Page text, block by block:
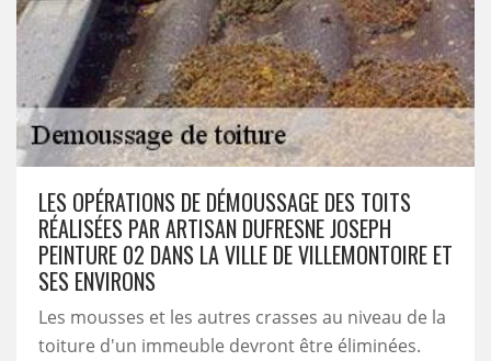
LES OPÉRATIONS DE DÉMOUSSAGE DES TOITS
RÉALISÉES PAR ARTISAN DUFRESNE JOSEPH
PEINTURE 02 DANS LA VILLE DE VILLEMONTOIRE ET
SES ENVIRONS
Les mousses et les autres crasses au niveau de la
toiture d'un immeuble devront être éliminées.